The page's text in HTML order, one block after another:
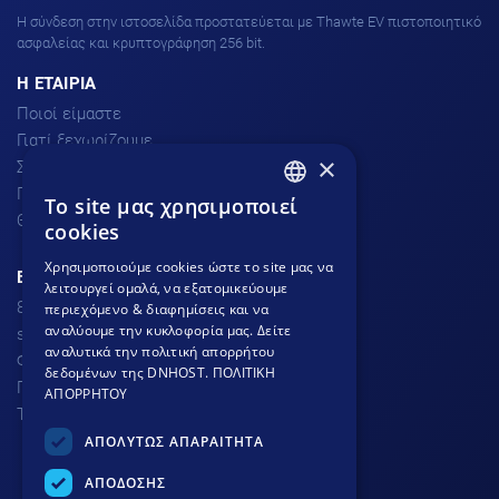
H σύνδεση στην ιστοσελίδα προστατεύεται με Thawte EV πιστοποιητικό
ασφαλείας και κρυπτογράφηση 256 bit.
H ΕΤΑΙΡΙΑ
Ποιοί είμαστε
Γιατί ξεχωρίζουμε
Σχόλια πελατών
Προσφορές
Θέσεις Εργασίας
ΕΞΥΠΗΡΕΤΗΣΗ ΠΕΛΑΤΩΝ
801.300.3520 - 210.953.6767
support
dnhost.gr
Φόρμα επικοινωνίας
Γνωσιακή βάση
Τρόποι Πληρωμής
GREEK
×
To site μας χρησιμοποιεί
cookies
Χρησιμοποιούμε cookies ώστε το site μας να
λειτουργεί ομαλά, να εξατομικεύουμε
περιεχόμενο & διαφημίσεις και να
αναλύουμε την κυκλοφορία μας. Δείτε
αναλυτικά την πολιτική απορρήτου
δεδομένων της DNHOST. ΠΟΛΙΤΙΚΗ
ΑΠΟΡΡΗΤΟΥ
ΑΠΟΛΥΤΩΣ ΑΠΑΡΑΙΤΗΤΑ
ΑΠΟΔΟΣΗΣ